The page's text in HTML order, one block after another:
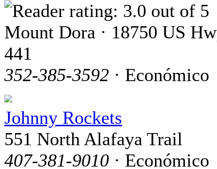
Mount Dora · 18750 US
441
352-385-3592 · Económico
Johnny Rockets
551 North Alafaya Trail
407-381-9010 · Económico